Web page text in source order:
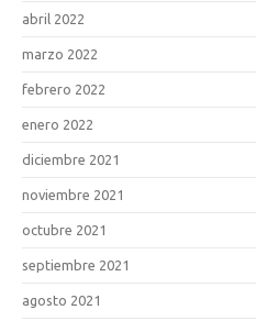
abril 2022
marzo 2022
febrero 2022
enero 2022
diciembre 2021
noviembre 2021
octubre 2021
septiembre 2021
agosto 2021